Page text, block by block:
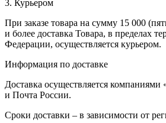
3. Курьером
При заказе товара на сумму 15 000
и более доставка Товара, в пределах
Федерации, осуществляется курьером.
Информация по доставке
Доставка осуществляется
и Почта России.
Сроки доставки – в зависимости от